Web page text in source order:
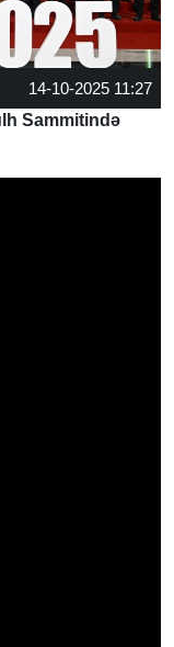
14-10-2025 11:27
Sammitində